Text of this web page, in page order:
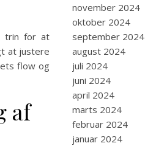
trin for at
at justere
flow og
af
november 2024
oktober 2024
september 2024
august 2024
juli 2024
juni 2024
april 2024
marts 2024
februar 2024
januar 2024